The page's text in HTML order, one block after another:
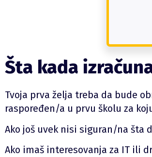
Šta kada
Tvoja prva želja treba da bude
raspoređen/a u prvu školu za
Ako još uvek nisi siguran/na šta
Ako imaš interesovanja za IT ili